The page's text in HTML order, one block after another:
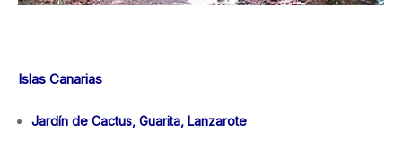
Islas Canarias
Jardín de Cactus, Guarita, Lanzarote